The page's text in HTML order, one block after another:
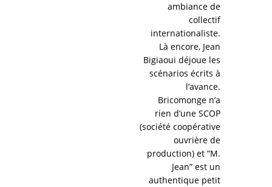
ambiance de
collectif
internationaliste.
Là encore, Jean
Bigiaoui déjoue les
scénarios écrits à
l’avance.
Bricomonge n’a
rien d’une SCOP
(société coopérative
ouvrière de
production) et “M.
Jean” est un
authentique petit